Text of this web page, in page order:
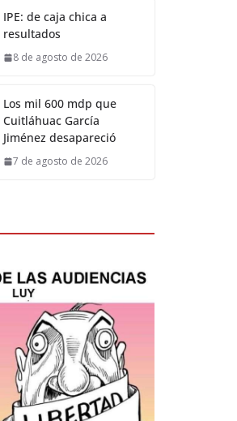
IPE: de caja chica a
resultados
8 de agosto de 2026
Los mil 600 mdp que
Cuitláhuac García
Jiménez desapareció
7 de agosto de 2026